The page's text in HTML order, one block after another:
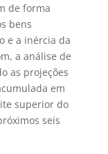
de forma
bens
e a inércia da
a análise de
as projeções
em
superior do
seis